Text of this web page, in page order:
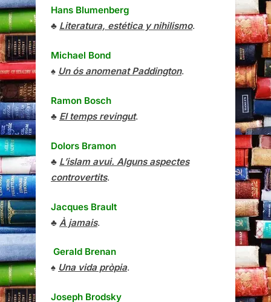
Hans Blumenberg
♣ Literatura, estética y nihilismo.
Michael Bond
♠ Un ós anomenat Paddington.
Ramon Bosch
♣ El temps revingut.
Dolors Bramon
♣ L’islam avui. Alguns aspectes
controvertits.
Jacques Brault
♣ À jamais.
Gerald Brenan
♠ Una vida pròpia.
Joseph Brodsky